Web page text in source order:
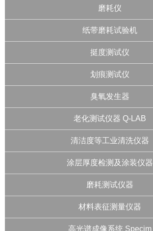
磨耗仪
纸带磨耗试验机
挺度测试仪
划痕测试仪
臭氧发生器
老化测试仪器 Q-LAB
清洁度等工业清洗仪器
涂层厚度检测及涂装仪器
磨耗测试仪器
材料表征测量仪器
高光谱成像系统 Specim